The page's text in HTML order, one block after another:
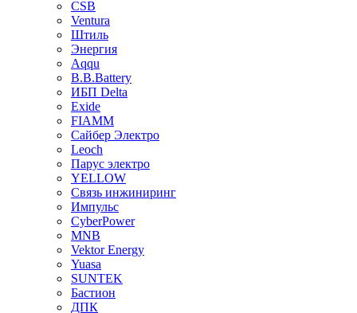
CSB
Ventura
Штиль
Энергия
Aqqu
B.B.Bаttery
ИБП Delta
Exide
FIAMM
Сайбер Электро
Leoch
Парус электро
YELLOW
Связь инжиниринг
Импульс
CyberPower
MNB
Vektor Energy
Yuasa
SUNTEK
Бастион
ДПК